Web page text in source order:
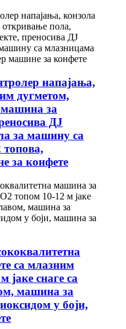
напајања,
дугметом,
за
ДЈ
за машину са
за конфете
са млазним
јаке снаге са
машина за
у боји,